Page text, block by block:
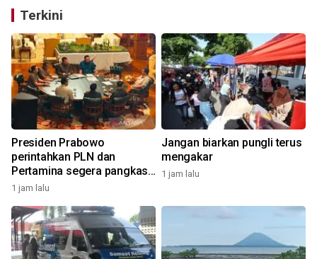
Terkini
Presiden Prabowo
perintahkan PLN dan
Pertamina segera pangkas
anak-cucu perusahaan
1 jam lalu
Jangan biarkan pungli terus
mengakar
1 jam lalu